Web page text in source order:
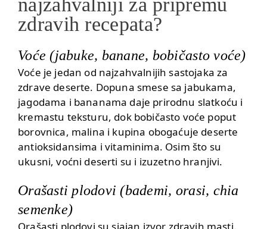
najzahvalniji za pripremu
zdravih recepata?
Voće (jabuke, banane, bobičasto voće)
Voće je jedan od najzahvalnijih sastojaka za
zdrave deserte. Dopuna smese sa jabukama,
jagodama i bananama daje prirodnu slatkoću i
kremastu teksturu, dok bobičasto voće poput
borovnica, malina i kupina obogaćuje deserte
antioksidansima i vitaminima. Osim što su
ukusni, voćni deserti su i izuzetno hranjivi.
Orašasti plodovi (bademi, orasi, chia
semenke)